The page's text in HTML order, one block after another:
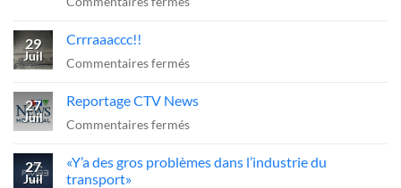
=
??
à
sur
l’A-
:
29
Juil
Crrraaaccc!!
Commentaires ferméssur
27
Juil
Reportage CTV News
Commentaires ferméssur
CTV
27
Juil
«Y’a des gros problèmes dans l’industrie du
transport»